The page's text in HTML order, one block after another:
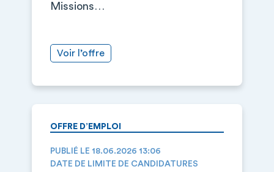
Missions…
Voir l’offre
OFFRE D’EMPLOI
PUBLIÉ LE 18.06.2026 13:06
DATE DE LIMITE DE CANDIDATURES